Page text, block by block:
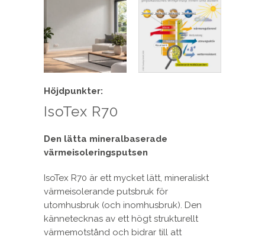
Höjdpunkter:
IsoTex R70
Den lätta mineralbaserade
värmeisoleringsputsen
IsoTex R70 är ett mycket lätt, mineraliskt
värmeisolerande putsbruk för
utomhusbruk (och inomhusbruk). Den
kännetecknas av ett högt strukturellt
värmemotstånd och bidrar till att